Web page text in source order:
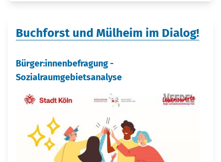
Buchforst und Mülheim im Dialog!
Bürger:innenbefragung -
Sozialraumgebietsanalyse